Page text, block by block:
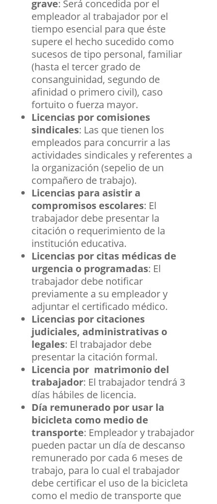
grave: Será concedida por el
empleador al trabajador por el
tiempo esencial para que éste
supere el hecho sucedido como
sucesos de tipo personal, familiar
(hasta el tercer grado de
consanguinidad, segundo de
afinidad o primero civil), caso
fortuito o fuerza mayor.
Licencias por comisiones
sindicales: Las que tienen los
empleados para concurrir a las
actividades sindicales y referentes a
la organización (sepelio de un
compañero de trabajo).
Licencias para asistir a
compromisos escolares: El
trabajador debe presentar la
citación o requerimiento de la
institución educativa.
Licencias por citas médicas de
urgencia o programadas: El
trabajador debe notificar
previamente a su empleador y
adjuntar el certificado médico.
Licencias por citaciones
judiciales, administrativas o
legales: El trabajador debe
presentar la citación formal.
Licencia por matrimonio del
trabajador: El trabajador tendrá 3
días hábiles de licencia.
Día remunerado por usar la
bicicleta como medio de
transporte: Empleador y trabajador
pueden pactar un día de descanso
remunerado por cada 6 meses de
trabajo, para lo cual el trabajador
debe certificar el uso de la bicicleta
como el medio de transporte que